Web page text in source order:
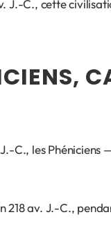
J.-C., cette
C., les Phéniciens
218 av. J.-C.,